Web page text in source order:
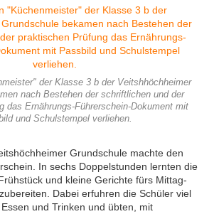
der Klasse 3 b der Veitshhöchheimer
nach Bestehen der schriftlichen und der
das Ernährungs-Führerschein-Dokument mit
und Schulstempel verliehen.
Grundschule machte den
In sechs Doppelstunden lernten die
und kleine Gerichte fürs Mittag-
Dabei erfuhren die Schüler viel
und Trinken und übten, mit